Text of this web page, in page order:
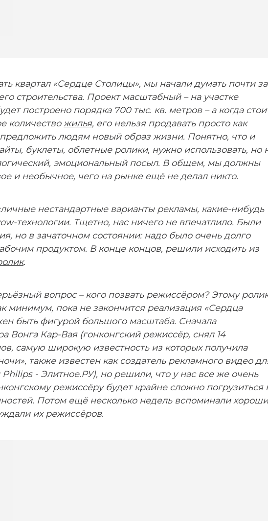
квартал «Сердце Столицы», мы начали думать почти за
строительства. Проект масштабный – на участке
построено порядка 700 тыс. кв. метров – а когда
количествожилья, его нельзя продавать просто как
людям новый образ жизни. Понятно, что и
буклеты, облетные ролики, нужно использовать, но
эмоциональный посыл. В общем, мы должны
и необычное, чего на рынке ещё не делал никто.
нестандартные варианты рекламы, какие-нибудь
технологии. Тщетно, нас ничего не впечатлило. Были
но в зачаточном состоянии: надо было очень долго
продуктом. В конце концов, решили исходить из
.
вопрос – кого позвать режиссёром? Этому
минимум, пока не закончится реализация «Сердца
быть фигурой большого масштаба. Сначала
Вонга Кар-Вая (гонконгский режиссёр, снял 14
самую широкую известность из которых получила
также известен как создатель рекламного видео
- Элитное.РУ), но решили, что у нас все же очень
режиссёру будет крайне сложно погрузиться
Потом ещё несколько недель вспоминали
их режиссёров.